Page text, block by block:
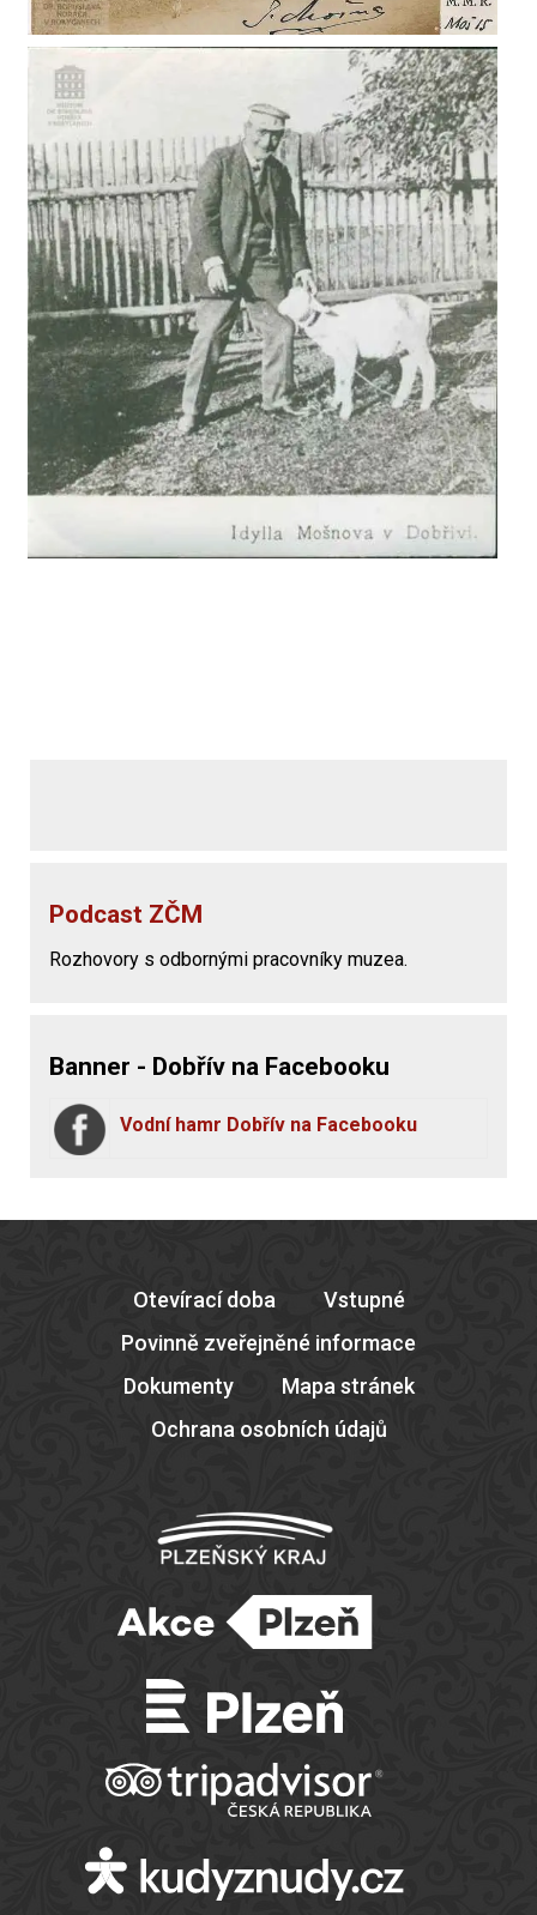
Podcast ZČM
Rozhovory s odbornými pracovníky muzea.
Banner - Dobřív na Facebooku
Vodní hamr Dobřív na Facebooku
Otevírací doba
Vstupné
Povinně zveřejněné informace
Dokumenty
Mapa stránek
Ochrana osobních údajů